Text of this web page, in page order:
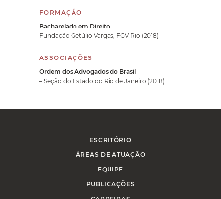
FORMAÇÃO
Bacharelado em Direito
Fundação Getúlio Vargas, FGV Rio (2018)
ASSOCIAÇÕES
Ordem dos Advogados do Brasil
– Seção do Estado do Rio de Janeiro (2018)
ESCRITÓRIO
ÁREAS DE ATUAÇÃO
EQUIPE
PUBLICAÇÕES